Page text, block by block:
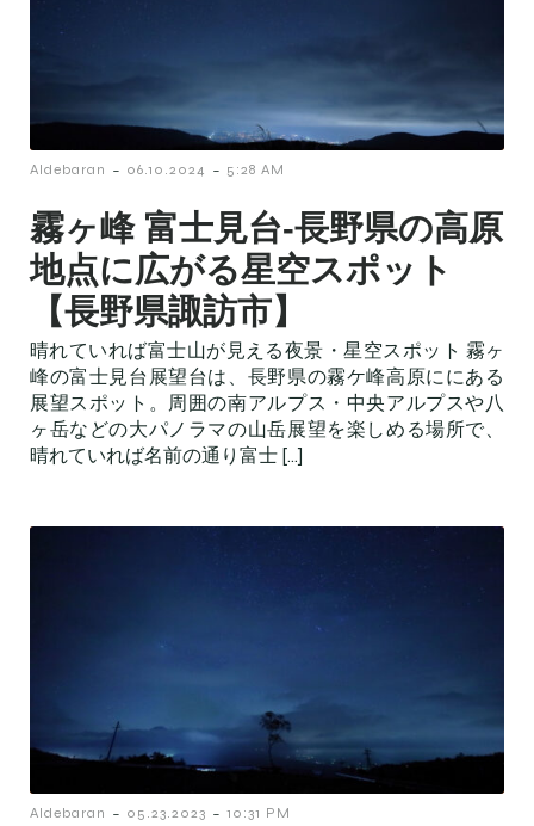
Aldebaran - 06.10.2024 - 5:28 AM
霧ヶ峰 富士見台‐長野県の高原
地点に広がる星空スポット
【長野県諏訪市】
晴れていれば富士山が見える夜景・星空スポット 霧ヶ
峰の富士見台展望台は、長野県の霧ケ峰高原ににある
展望スポット。周囲の南アルプス・中央アルプスや八
ヶ岳などの大パノラマの山岳展望を楽しめる場所で、
晴れていれば名前の通り富士 […]
Aldebaran - 05.23.2023 - 10:31 PM